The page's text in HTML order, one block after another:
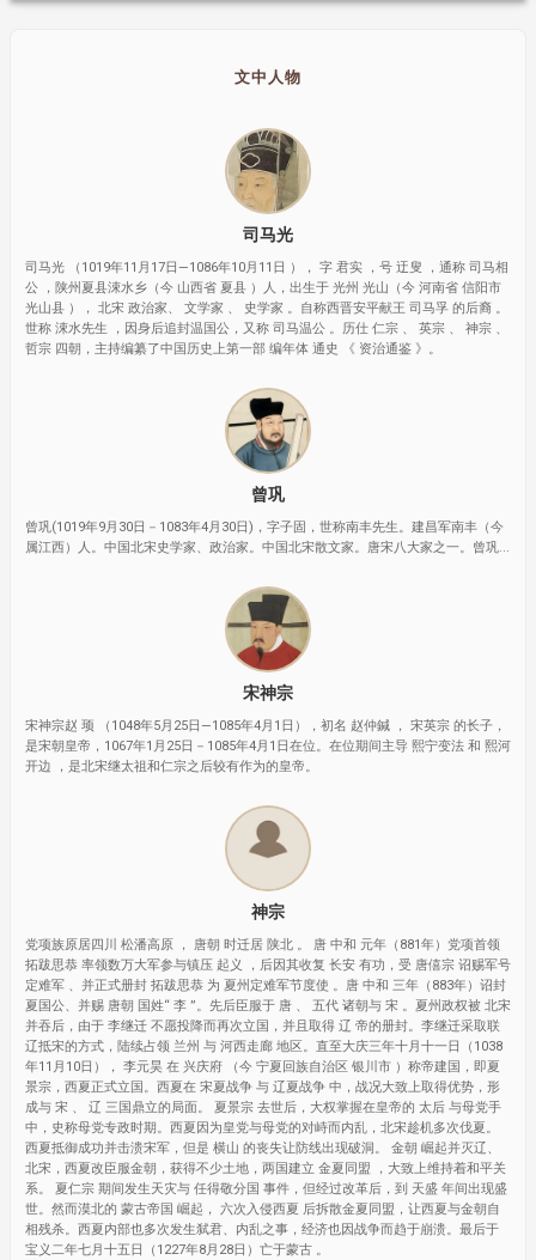
文中人物
司马光
司马光 （1019年11月17日—1086年10月11日 ）， 字 君实 ，号 迂叟 ，通称 司马相
公 ，陕州夏县涑水乡（今 山西省 夏县 ）人，出生于 光州 光山（今 河南省 信阳市
光山县 ）， 北宋 政治家、 文学家 、 史学家 。自称西晋安平献王 司马孚 的后裔 。
世称 涑水先生 ，因身后追封温国公，又称 司马温公 。历仕 仁宗 、 英宗 、 神宗 、
哲宗 四朝，主持编纂了中国历史上第一部 编年体 通史 《 资治通鉴 》。
曾巩
曾巩(1019年9月30日－1083年4月30日)，字子固，世称南丰先生。建昌军南丰（今
属江西）人。中国北宋史学家、政治家。中国北宋散文家。唐宋八大家之一。曾巩...
宋神宗
宋神宗赵 顼 （1048年5月25日—1085年4月1日），初名 赵仲鍼 ， 宋英宗 的长子，
是宋朝皇帝，1067年1月25日－1085年4月1日在位。在位期间主导 熙宁变法 和 熙河
开边 ，是北宋继太祖和仁宗之后较有作为的皇帝。
神宗
党项族原居四川 松潘高原 ， 唐朝 时迁居 陕北 。 唐 中和 元年（881年）党项首领
拓跋思恭 率领数万大军参与镇压 起义 ，后因其收复 长安 有功，受 唐僖宗 诏赐军号
定难军 、并正式册封 拓跋思恭 为 夏州定难军节度使 。唐 中和 三年（883年）诏封
夏国公、并赐 唐朝 国姓“ 李 ”。先后臣服于 唐 、 五代 诸朝与 宋 。夏州政权被 北宋
并吞后，由于 李继迁 不愿投降而再次立国，并且取得 辽 帝的册封。李继迁采取联
辽抵宋的方式，陆续占领 兰州 与 河西走廊 地区。直至大庆三年十月十一日（1038
年11月10日）， 李元昊 在 兴庆府 （今 宁夏回族自治区 银川市 ）称帝建国，即夏
景宗，西夏正式立国。西夏在 宋夏战争 与 辽夏战争 中，战况大致上取得优势，形
成与 宋 、 辽 三国鼎立的局面。 夏景宗 去世后，大权掌握在皇帝的 太后 与母党手
中，史称母党专政时期。西夏因为皇党与母党的对峙而内乱，北宋趁机多次伐夏。
西夏抵御成功并击溃宋军，但是 横山 的丧失让防线出现破洞。 金朝 崛起并灭辽、
北宋，西夏改臣服金朝，获得不少土地，两国建立 金夏同盟 ，大致上维持着和平关
系。 夏仁宗 期间发生天灾与 任得敬分国 事件，但经过改革后，到 天盛 年间出现盛
世。然而漠北的 蒙古帝国 崛起， 六次入侵西夏 后拆散金夏同盟，让西夏与金朝自
相残杀。西夏内部也多次发生弑君、内乱之事，经济也因战争而趋于崩溃。最后于
宝义二年七月十五日（1227年8月28日）亡于蒙古 。